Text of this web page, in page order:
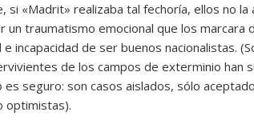
si «Madrit» realizaba tal fechoría, ellos no la
un traumatismo emocional que los marcara
incapacidad de ser buenos nacionalistas.
de los campos de exterminio han
es seguro: son casos aislados, sólo
optimistas).